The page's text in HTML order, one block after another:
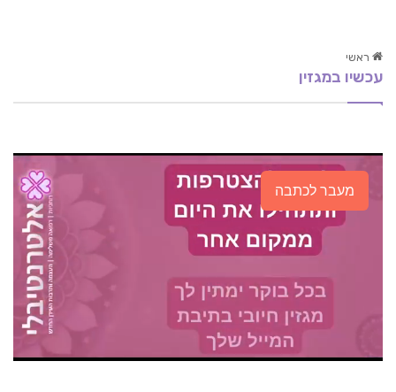
ראשי
עכשיו במגזין
מעבר לכתבה